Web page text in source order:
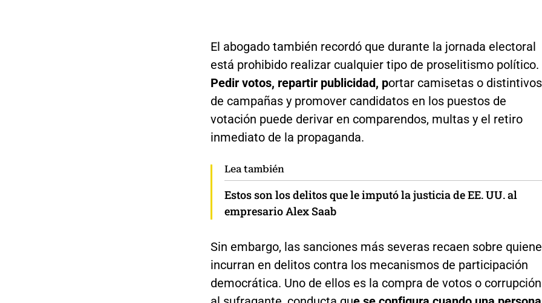
El abogado también recordó que durante la jornada electoral
está prohibido realizar cualquier tipo de proselitismo político.
Pedir votos, repartir publicidad, portar camisetas o distintivos
de campañas y promover candidatos en los puestos de
votación puede derivar en comparendos, multas y el retiro
inmediato de la propaganda.
Lea también
Estos son los delitos que le imputó la justicia de EE. UU. al
empresario Alex Saab
Sin embargo, las sanciones más severas recaen sobre
incurran en delitos contra los mecanismos de participación
democrática. Uno de ellos es la compra de votos o corrupción